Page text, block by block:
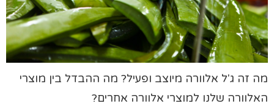
מה זה ג'ל אלוורה מיוצב ופעיל? מה ההבדל בין מוצרי
האלוורה שלנו למוצרי אלוורה אחרים?